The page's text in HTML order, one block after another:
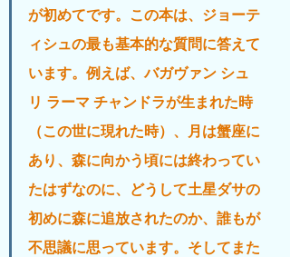
が初めてです。この本は、ジョーテ
ィシュの最も基本的な質問に答えて
います。例えば、バガヴァン シュ
リ ラーマ チャンドラが生まれた時
（この世に現れた時）、月は蟹座に
あり、森に向かう頃には終わってい
たはずなのに、どうして土星ダサの
初めに森に追放されたのか、誰もが
不思議に思っています。そしてまた